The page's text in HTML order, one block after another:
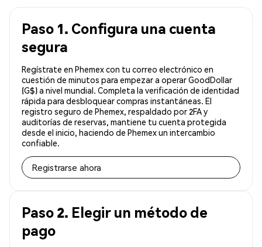
Paso 1. Configura una cuenta
segura
Regístrate en Phemex con tu correo electrónico en
cuestión de minutos para empezar a operar GoodDollar
(G$) a nivel mundial. Completa la verificación de identidad
rápida para desbloquear compras instantáneas. El
registro seguro de Phemex, respaldado por 2FA y
auditorías de reservas, mantiene tu cuenta protegida
desde el inicio, haciendo de Phemex un intercambio
confiable.
Registrarse ahora
Paso 2. Elegir un método de
pago